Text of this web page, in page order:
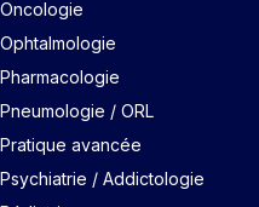
Oncologie
Ophtalmologie
Pharmacologie
Pneumologie / ORL
Pratique avancée
Psychiatrie / Addictologie